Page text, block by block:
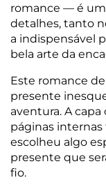
romance — é
detalhes, tanto
a indispensável
bela arte da
Este romance
presente
aventura. A
páginas
escolheu algo
presente que
fio.